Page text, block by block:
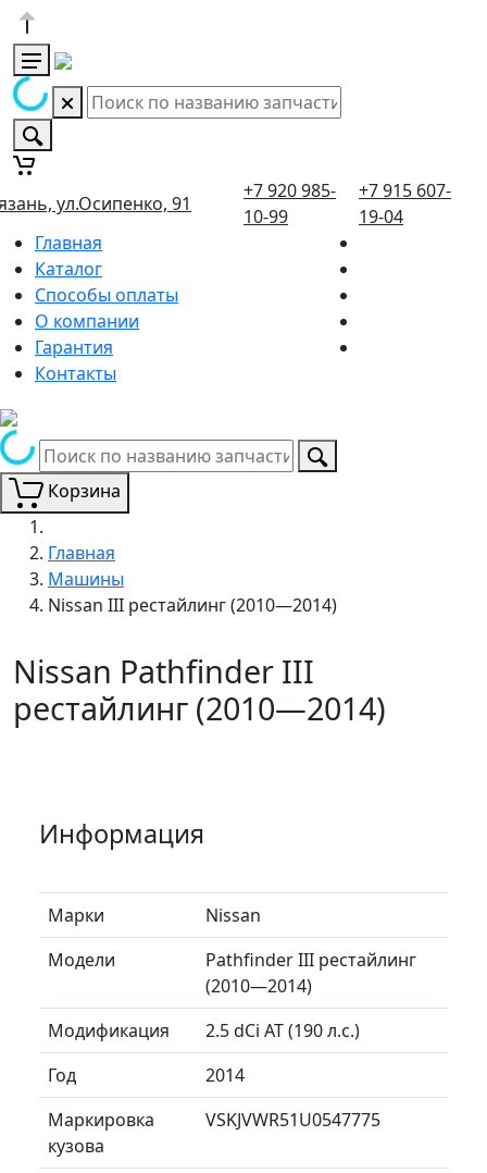
ул.Осипенко, 91
+7 920 985-
10-99
+7 915 607-
19-04
Главная
Каталог
Способы оплаты
О компании
Гарантия
Контакты
Корзина
Главная
Машины
Nissan III рестайлинг (2010—2014)
Nissan Pathfinder III
рестайлинг (2010—2014)
Информация
Марки
Nissan
Модели
Pathfinder III рестайлинг
(2010—2014)
Модификация
2.5 dCi AT (190 л.с.)
Год
2014
Маркировка
кузова
VSKJVWR51U0547775